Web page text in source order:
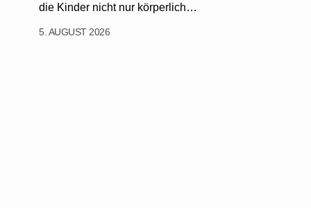
die Kinder nicht nur körperlich…
5. AUGUST 2026